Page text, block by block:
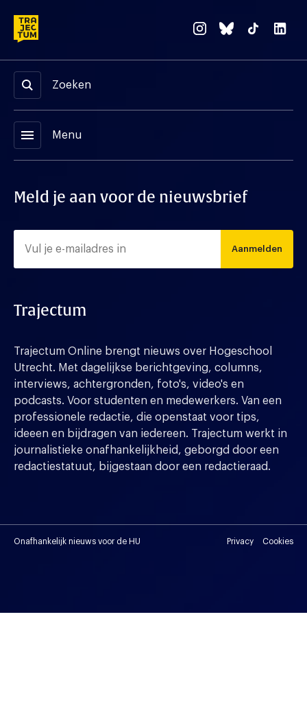
Zoeken
menu Menu
Meld je aan voor de nieuwsbrief
Aanmelden
Trajectum
Trajectum Online brengt nieuws over Hogeschool
Utrecht. Met dagelijkse berichtgeving, columns,
interviews, achtergronden, foto's, video's en
podcasts. Voor studenten en medewerkers. Van een
professionele redactie, die openstaat voor tips,
ideeen en bijdragen van iedereen. Trajectum werkt in
journalistieke onafhankelijkheid, geborgd door een
redactiestatuut, bijgestaan door een redactieraad.
Onafhankelijk nieuws voor de HU Privacy Cookies